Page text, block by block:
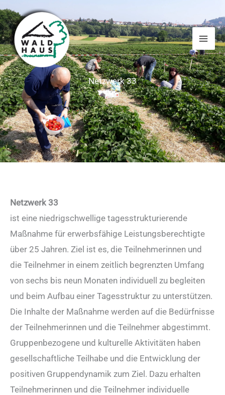
Zum
Inhalt
springen
Netzwerk 33
Netzwerk 33
ist eine niedrigschwellige tagesstrukturierende
Maßnahme für erwerbsfähige Leistungsberechtigte
über 25 Jahren. Ziel ist es, die Teilnehmerinnen und
die Teilnehmer in einem zeitlich begrenzten Umfang
von sechs bis neun Monaten individuell zu begleiten
und beim Aufbau einer Tagesstruktur zu unterstützen.
Die Inhalte der Maßnahme werden auf die Bedürfnisse
der Teilnehmerinnen und die Teilnehmer abgestimmt.
Gruppenbezogene und kulturelle Aktivitäten haben
gesellschaftliche Teilhabe und die Entwicklung der
positiven Gruppendynamik zum Ziel. Dazu erhalten
Teilnehmerinnen und die Teilnehmer individuelle